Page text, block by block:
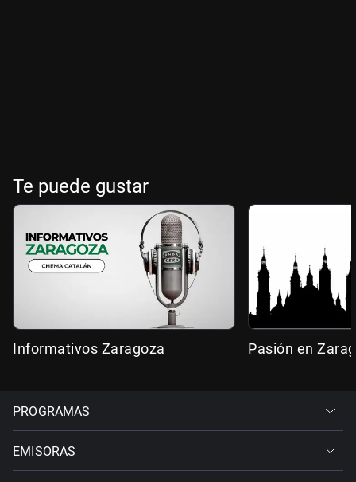
Te puede gustar
Informativos Zaragoza Pasión en
PROGRAMAS
EMISORAS